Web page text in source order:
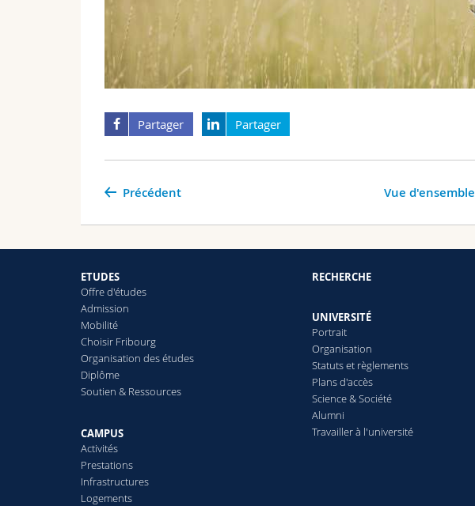
Partager Partager
Précédent Vue d'ensemble
ETUDES
Offre d'études
Admission
Mobilité
Choisir Fribourg
Organisation des études
Diplôme
Soutien & Ressources
CAMPUS
Activités
Prestations
Infrastructures
Logements
RECHERCHE
UNIVERSITÉ
Portrait
Organisation
Statuts et règlements
Plans d'accès
Science & Société
Alumni
Travailler à l'université